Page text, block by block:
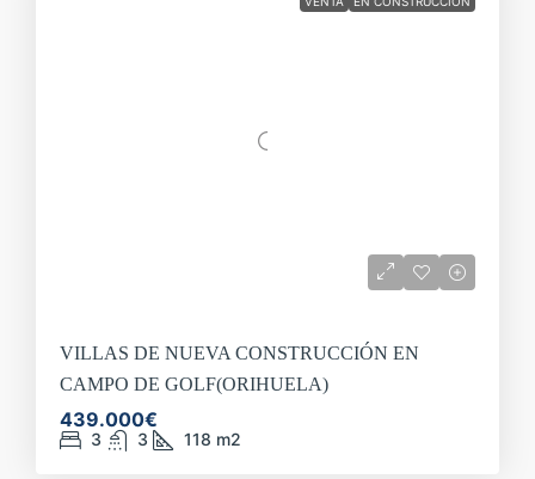
VILLAS DE NUEVA CONSTRUCCIÓN EN
CAMPO DE GOLF(ORIHUELA)
439.000€
3 3 118 m2